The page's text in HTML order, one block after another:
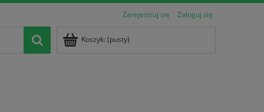
Zarejestruj się Zaloguj się
Koszyk: (pusty)